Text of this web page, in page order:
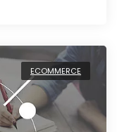
ECOMMERCE